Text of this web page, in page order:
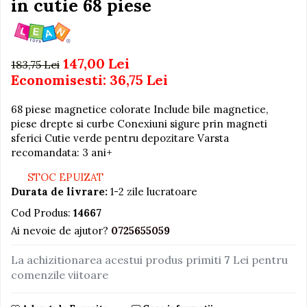
Jucarii de baie
Seturi de frumusete
Caluti balansoar
Interactive, educative si
Figurine
Ateliere si unelte
Blocuri de constructie
Covorase de dans
Creative
De plus
Fotolii gonflabile
Ingrijire cosmetica mamici
Perioada Alaptarii
Pompe de san
in cutie 68 piese
183,75 Lei 147,00 Lei
Economisesti: 36,75 Lei
68 piese magnetice colorate Include bile magnetice,
piese drepte si curbe Conexiuni sigure prin magneti
sferici Cutie verde pentru depozitare Varsta
recomandata: 3 ani+
STOC EPUIZAT
Durata de livrare: 1-2 zile lucratoare
Cod Produs: 14667
Ai nevoie de ajutor? 0725655059
La achizitionarea acestui produs primiti 7 Lei pentru
comenzile viitoare